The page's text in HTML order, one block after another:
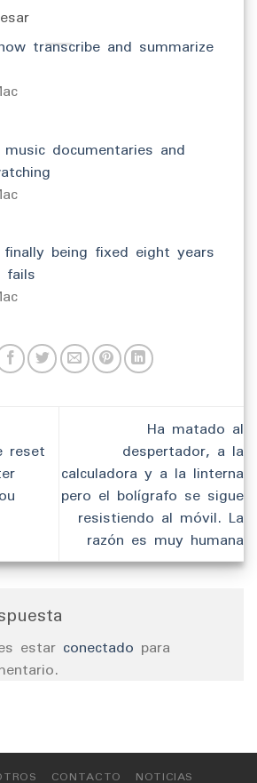
transcribe and summarize
documentaries and
being fixed eight years
fails
reset
Ha matado al
despertador, a la
calculadora y a la linterna
pero el bolígrafo se sigue
resistiendo al móvil. La
razón es muy humana
estar conectado para
CONTACTO NOTICIAS